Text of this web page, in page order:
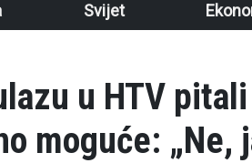
Svijet
u HTV
moguće: „Ne,